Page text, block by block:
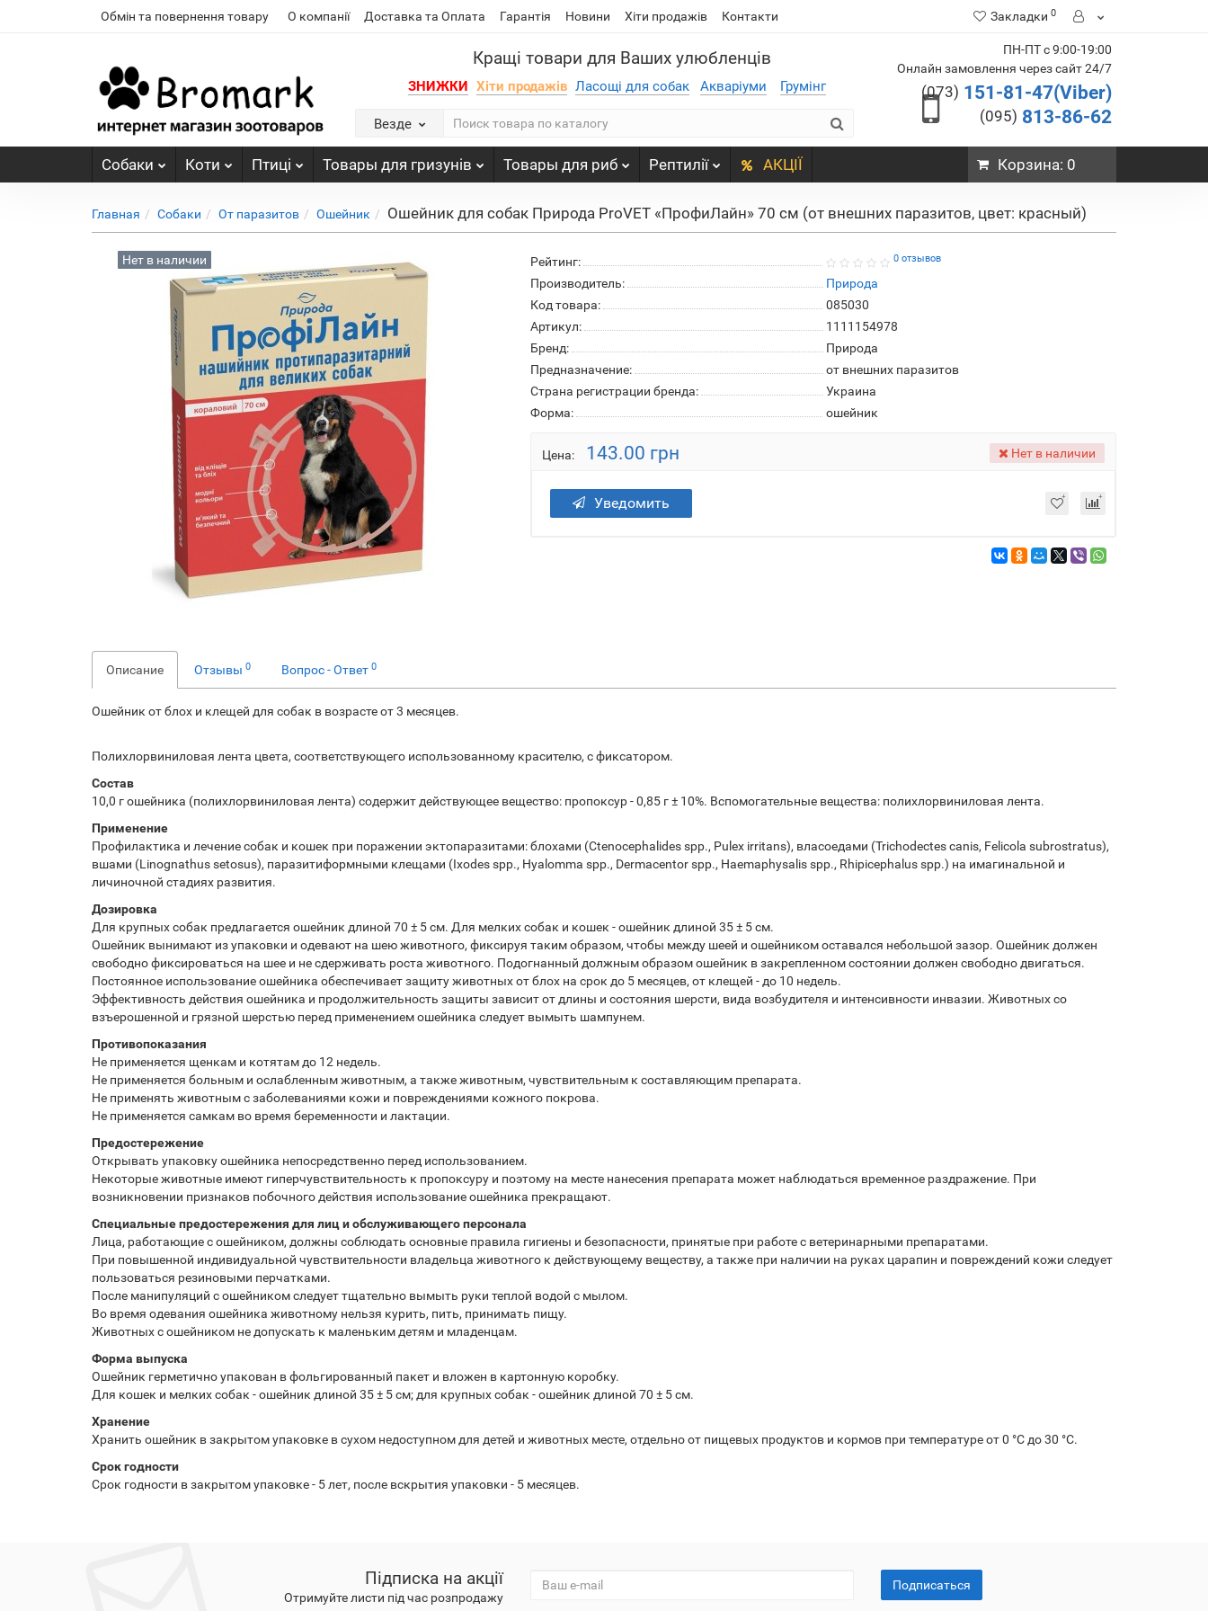
Обмін та повернення товару О компанії Доставка та Оплата Гарантія Новини Хіти продажів Контакти Закладки 0
Кращі товари для Ваших улюбленців
ЗНИЖКИ Хіти продажів Ласощі для собак Акваріуми Грумінг
Везде
ПН-ПТ с 9:00-19:00
Онлайн замовлення через сайт 24/7
(073) 151-81-47(Viber)
(095) 813-86-62
Собаки Коти Птиці Товары для гризунів Товары для риб Рептилії АКЦІЇ Корзина: 0
Главная Собаки От паразитов Ошейник Ошейник для собак Природа ProVET «ПрофиЛайн» 70 см (от внешних паразитов, цвет: красный)
Нет в наличии Рейтинг: 0 отзывов
Производитель:
Природа
Код товара:
085030
Артикул:
1111154978
Бренд:
Природа
Предназначение:
от внешних паразитов
Страна регистрации бренда:
Украина
Форма:
ошейник
Цена: 143.00 грн Нет в наличии
Уведомить
Описание Отзывы 0 Вопрос - Ответ 0
Ошейник от блох и клещей для собак в возрасте от 3 месяцев.
Полихлорвиниловая лента цвета, соответствующего использованному красителю, с фиксатором.
Состав
10,0 г ошейника (полихлорвиниловая лента) содержит действующее вещество: пропоксур - 0,85 г ± 10%. Вспомогательные вещества: полихлорвиниловая лента.
Применение
Профилактика и лечение собак и кошек при поражении эктопаразитами: блохами (Ctenocephalides spp., Pulex irritans), власоедами (Trichodectes canis, Felicola subrostratus),
вшами (Linognathus setosus), паразитиформными клещами (Ixodes spp., Hyalomma spp., Dermacentor spp., Haemaphysalis spp., Rhipicephalus spp.) на имагинальной и
личиночной стадиях развития.
Дозировка
Для крупных собак предлагается ошейник длиной 70 ± 5 см. Для мелких собак и кошек - ошейник длиной 35 ± 5 см.
Ошейник вынимают из упаковки и одевают на шею животного, фиксируя таким образом, чтобы между шеей и ошейником оставался небольшой зазор. Ошейник должен
свободно фиксироваться на шее и не сдерживать роста животного. Подогнанный должным образом ошейник в закрепленном состоянии должен свободно двигаться.
Постоянное использование ошейника обеспечивает защиту животных от блох на срок до 5 месяцев, от клещей - до 10 недель.
Эффективность действия ошейника и продолжительность защиты зависит от длины и состояния шерсти, вида возбудителя и интенсивности инвазии. Животных со
взъерошенной и грязной шерстью перед применением ошейника следует вымыть шампунем.
Противопоказания
Не применяется щенкам и котятам до 12 недель.
Не применяется больным и ослабленным животным, а также животным, чувствительным к составляющим препарата.
Не применять животным с заболеваниями кожи и повреждениями кожного покрова.
Не применяется самкам во время беременности и лактации.
Предостережение
Открывать упаковку ошейника непосредственно перед использованием.
Некоторые животные имеют гиперчувствительность к пропоксуру и поэтому на месте нанесения препарата может наблюдаться временное раздражение. При
возникновении признаков побочного действия использование ошейника прекращают.
Специальные предостережения для лиц и обслуживающего персонала
Лица, работающие с ошейником, должны соблюдать основные правила гигиены и безопасности, принятые при работе с ветеринарными препаратами.
При повышенной индивидуальной чувствительности владельца животного к действующему веществу, а также при наличии на руках царапин и повреждений кожи следует
пользоваться резиновыми перчатками.
После манипуляций с ошейником следует тщательно вымыть руки теплой водой с мылом.
Во время одевания ошейника животному нельзя курить, пить, принимать пищу.
Животных с ошейником не допускать к маленьким детям и младенцам.
Форма выпуска
Ошейник герметично упакован в фольгированный пакет и вложен в картонную коробку.
Для кошек и мелких собак - ошейник длиной 35 ± 5 см; для крупных собак - ошейник длиной 70 ± 5 см.
Хранение
Хранить ошейник в закрытом упаковке в сухом недоступном для детей и животных месте, отдельно от пищевых продуктов и кормов при температуре от 0 °С до 30 °С.
Срок годности
Срок годности в закрытом упаковке - 5 лет, после вскрытия упаковки - 5 месяцев.
Підписка на акції
Отримуйте листи під час розпродажу
Подписаться